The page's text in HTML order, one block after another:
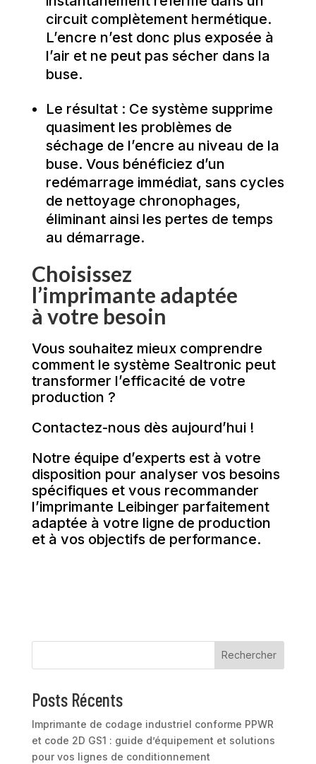
circuit complètement hermétique.
L’encre n’est donc plus exposée à
l’air et ne peut pas sécher dans la
buse.
Le résultat : Ce système supprime
quasiment les problèmes de
séchage de l’encre au niveau de la
buse. Vous bénéficiez d’un
redémarrage immédiat, sans cycles
de nettoyage chronophages,
éliminant ainsi les pertes de temps
au démarrage.
Choisissez
l’imprimante adaptée
à votre besoin
Vous souhaitez mieux comprendre
comment le système Sealtronic peut
transformer l’efficacité de votre
production ?
Contactez-nous dès aujourd’hui !
Notre équipe d’experts est à votre
disposition pour analyser vos besoins
spécifiques et vous recommander
l’imprimante Leibinger parfaitement
adaptée à votre ligne de production
et à vos objectifs de performance.
Rechercher
Posts Récents
Imprimante de codage industriel conforme PPWR
et code 2D GS1 : guide d’équipement et solutions
pour vos lignes de conditionnement